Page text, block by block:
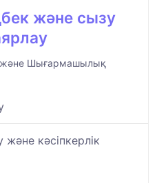
және сызу
Шығармашылық
кәсіпкерлік